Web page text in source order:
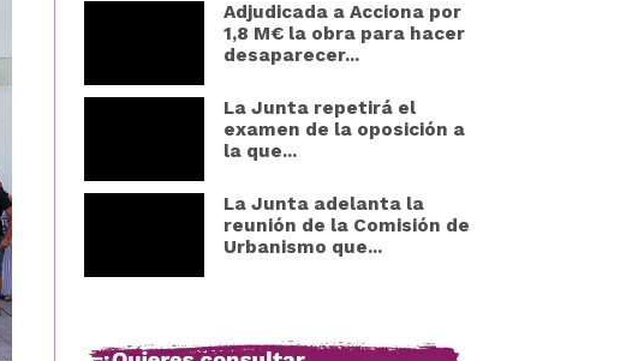
Adjudicada a Acciona por
1,8 M€ la obra para hacer
desaparecer...
La Junta repetirá el
examen de la oposición a
la que...
La Junta adelanta la
reunión de la Comisión de
Urbanismo que...